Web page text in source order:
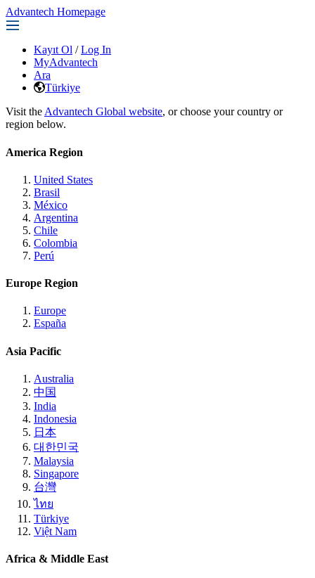
Advantech Homepage
Kayıt Ol / Log In
MyAdvantech
Ara
Türkiye
Visit the Advantech Global website, or choose your country or
region below.
America Region
United States
Brasil
México
Argentina
Chile
Colombia
Perú
Europe Region
Europe
España
Asia Pacific
Australia
中国
India
Indonesia
日本
대한민국
Malaysia
Singapore
台灣
ไทย
Türkiye
Việt Nam
Africa & Middle East